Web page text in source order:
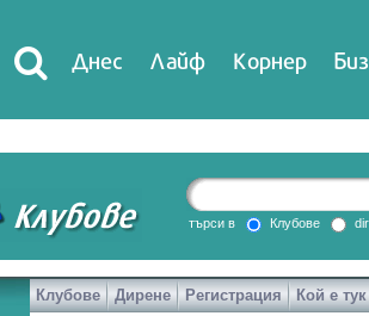
Днес Лайф Корнер
DirTV Impressio
Games
търси в Клубове
Клубове Дирене Регистрация Кой е тук